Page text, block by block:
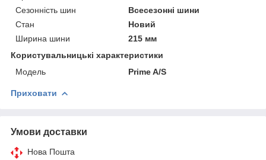
Сезонність шин
Всесезонні шини
Стан
Новий
Ширина шини
215 мм
Користувальницькі характеристики
Мoдель
Prime A/S
Приховати
Умови доставки
Нова Пошта